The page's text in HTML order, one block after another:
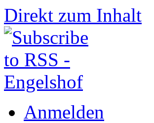
Direkt zum Inhalt
Anmelden